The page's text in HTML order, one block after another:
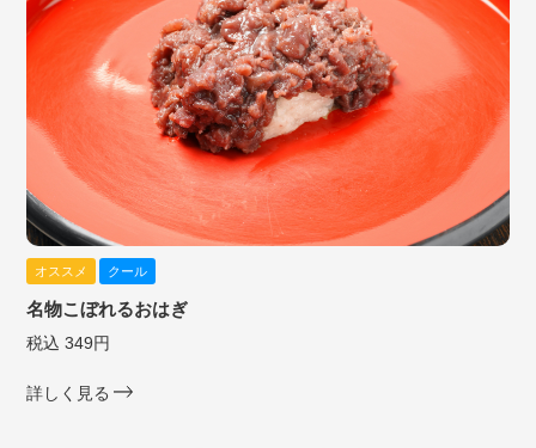
オススメ クール
名物こぼれるおはぎ
税込 349円
詳しく見る